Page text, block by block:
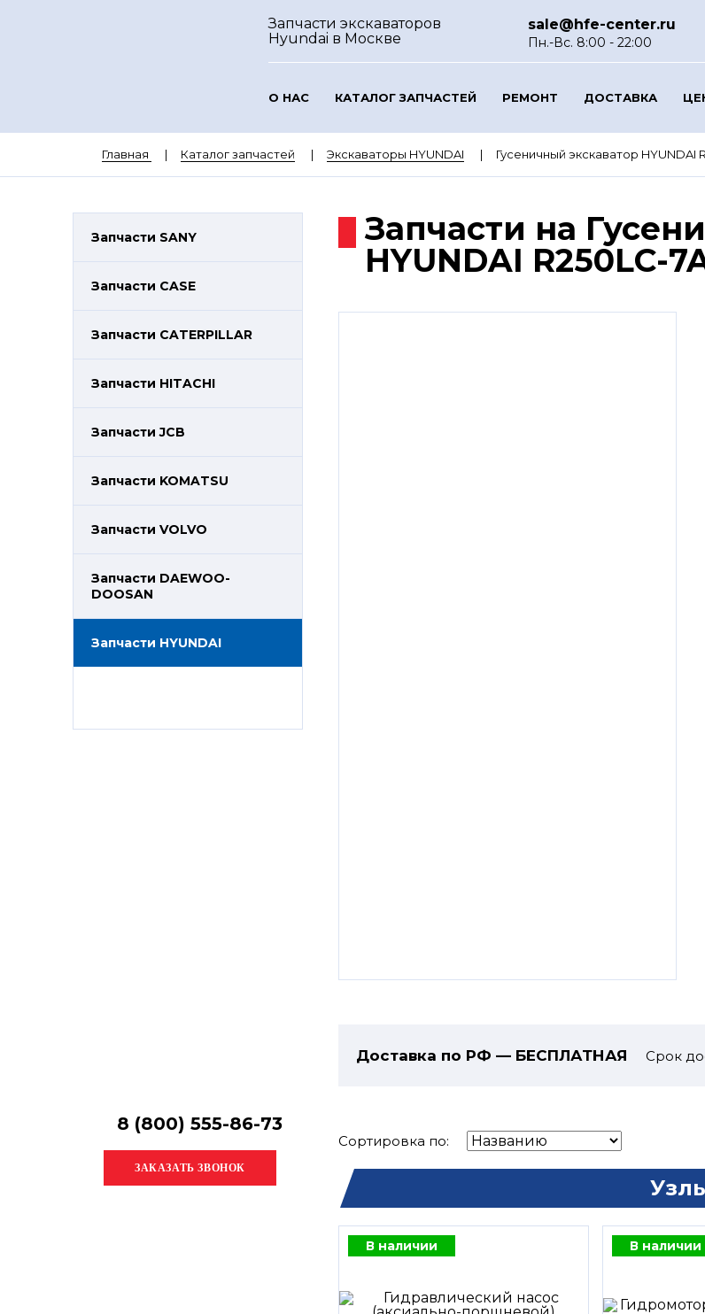
Запчасти экскаваторов
Hyundai в Москве
sale@hfe-center.ru
Пн.-Вс. 8:00 - 22:00
О НАС КАТАЛОГ ЗАПЧАСТЕЙ РЕМОНТ ДОСТАВКА
Главная Каталог запчастей Экскаваторы HYUNDAI Гусеничный экскаватор HYUNDAI
Запчасти SANY
Запчасти CASE
Запчасти CATERPILLAR
Запчасти HITACHI
Запчасти JCB
Запчасти KOMATSU
Запчасти VOLVO
Запчасти DAEWOO-
DOOSAN
Запчасти HYUNDAI
8 (800) 555-86-73
Запчасти на
HYUNDAI R250LC-
Доставка по РФ — БЕСПЛАТНАЯ Срок
Сортировка по:
В наличии В наличии